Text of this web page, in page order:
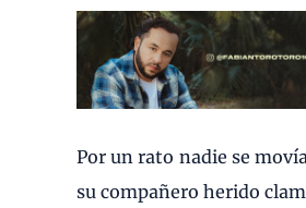
Por un rato nadie se
su compañero herido